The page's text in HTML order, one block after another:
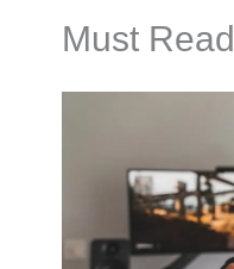
Must Read